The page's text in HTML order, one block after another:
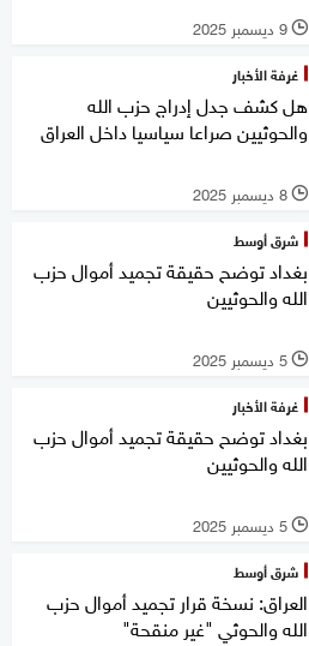
l 9 ديسمبر 2025
غرفة الأخبار
هل كشف جدل إدراج حزب الله
والحوثيين صراعا سياسيا داخل العراق
l 8 ديسمبر 2025
شرق أوسط
بغداد توضح حقيقة تجميد أموال حزب
الله والحوثيين
l 5 ديسمبر 2025
غرفة الأخبار
بغداد توضح حقيقة تجميد أموال حزب
الله والحوثيين
l 5 ديسمبر 2025
شرق أوسط
العراق: نسخة قرار تجميد أموال حزب
الله والحوثي "غير منقحة"